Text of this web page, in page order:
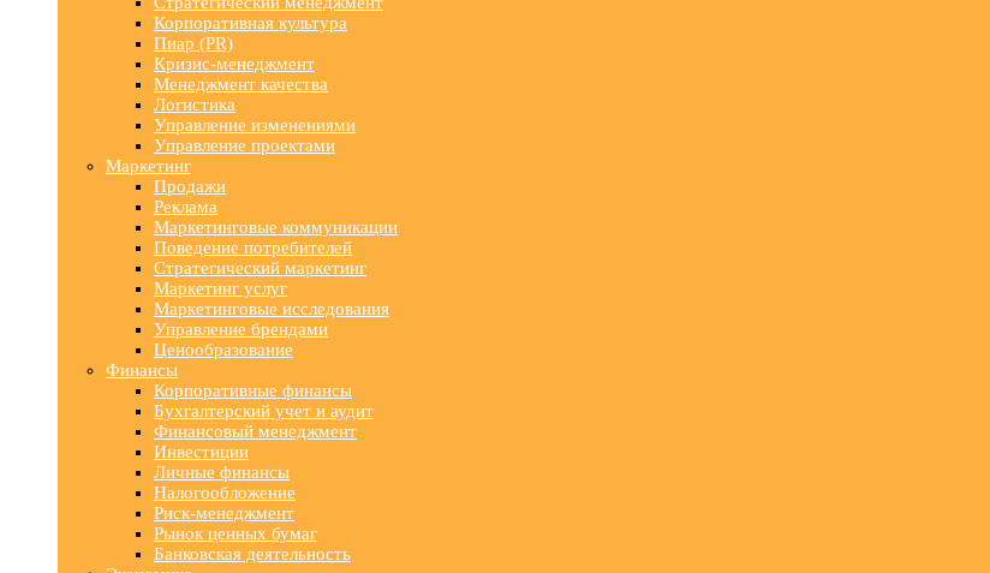
Корпоративная культура
Пиар (PR)
Кризис-менеджмент
Менеджмент качества
Логистика
Управление изменениями
Управление проектами
Маркетинг
Продажи
Реклама
Маркетинговые коммуникации
Поведение потребителей
Стратегический маркетинг
Маркетинг услуг
Маркетинговые исследования
Управление брендами
Ценообразование
Финансы
Корпоративные финансы
Бухгалтерский учет и аудит
Финансовый менеджмент
Инвестиции
Личные финансы
Налогообложение
Риск-менеджмент
Рынок ценных бумаг
Банковская деятельность